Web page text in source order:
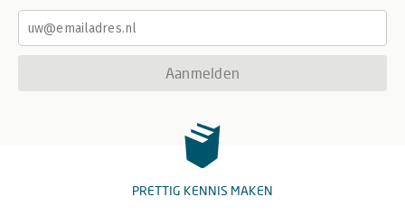
Aanmelden
PRETTIG KENNIS MAKEN